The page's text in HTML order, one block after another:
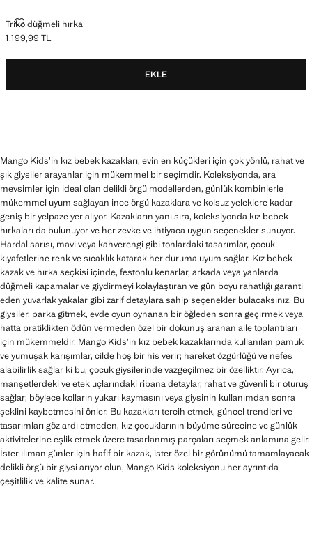
Triko düğmeli hırka
TRIKO DÜĞMELI HIRKA
Güncel fiyat [1.199,99 TL ]
1.199,99 TL
EKLE
Mango Kids’in kız bebek kazakları, evin en küçükleri için çok yönlü, rahat ve
şık giysiler arayanlar için mükemmel bir seçimdir. Koleksiyonda, ara
mevsimler için ideal olan delikli örgü modellerden, günlük kombinlerle
mükemmel uyum sağlayan ince örgü kazaklara ve kolsuz yeleklere kadar
geniş bir yelpaze yer alıyor. Kazakların yanı sıra, koleksiyonda kız bebek
hırkaları da bulunuyor ve her zevke ve ihtiyaca uygun seçenekler sunuyor.
Hardal sarısı, mavi veya kahverengi gibi tonlardaki tasarımlar, çocuk
kıyafetlerine renk ve sıcaklık katarak her duruma uyum sağlar. Kız bebek
kazak ve hırka seçkisi içinde, festonlu kenarlar, arkada veya yanlarda
düğmeli kapamalar ve giydirmeyi kolaylaştıran ve gün boyu rahatlığı garanti
eden yuvarlak yakalar gibi zarif detaylara sahip seçenekler bulacaksınız. Bu
giysiler, parka gitmek, evde oyun oynanan bir öğleden sonra geçirmek veya
hatta pratiklikten ödün vermeden özel bir dokunuş aranan aile toplantıları
için mükemmeldir. Mango Kids’in kız bebek kazaklarında kullanılan pamuk
ve yumuşak karışımlar, cilde hoş bir his verir; hareket özgürlüğü ve nefes
alabilirlik sağlar ki bu, çocuk giysilerinde vazgeçilmez bir özelliktir. Ayrıca,
manşetlerdeki ve etek uçlarındaki ribana detaylar, rahat ve güvenli bir oturuş
sağlar; böylece kolların yukarı kaymasını veya giysinin kullanımdan sonra
şeklini kaybetmesini önler. Bu kazakları tercih etmek, güncel trendleri ve
tasarımları göz ardı etmeden, kız çocuklarının büyüme sürecine ve günlük
aktivitelerine eşlik etmek üzere tasarlanmış parçaları seçmek anlamına gelir.
İster ılıman günler için hafif bir kazak, ister özel bir görünümü tamamlayacak
delikli örgü bir giysi arıyor olun, Mango Kids koleksiyonu her ayrıntıda
çeşitlilik ve kalite sunar.